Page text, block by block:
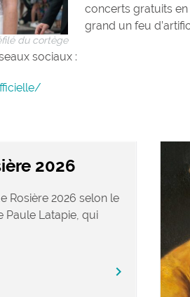
du cortège
concerts gratuits en
grand un feu
sociaux :
2026
Rosière 2026 selon le
Paule Latapie, qui
chevron_right